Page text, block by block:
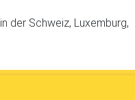
der Schweiz, Luxemburg,